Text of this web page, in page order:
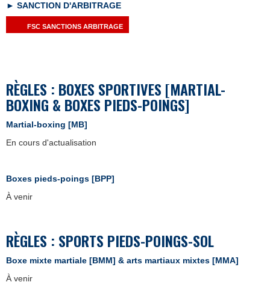
► SANCTION D'ARBITRAGE
FSC SANCTIONS ARBITRAGE
RÈGLES : BOXES SPORTIVES [MARTIAL-
BOXING & BOXES PIEDS-POINGS]
Martial-boxing [MB]
En cours d'actualisation
Boxes pieds-poings [BPP]
À venir
RÈGLES : SPORTS PIEDS-POINGS-SOL
Boxe mixte martiale [BMM] & arts martiaux mixtes [MMA]
À venir